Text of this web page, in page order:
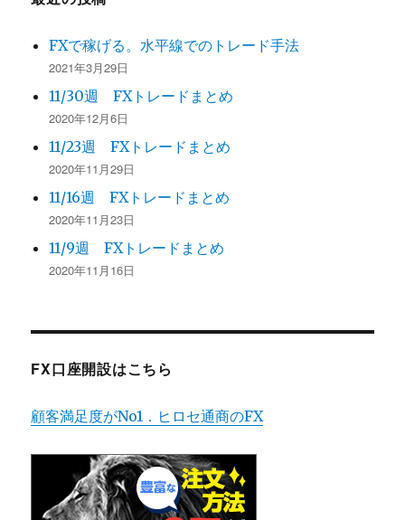
FXで稼げる。水平線でのトレード手法
2021年3月29日
11/30週 FXトレードまとめ
2020年12月6日
11/23週 FXトレードまとめ
2020年11月29日
11/16週 FXトレードまとめ
2020年11月23日
11/9週 FXトレードまとめ
2020年11月16日
FX口座開設はこちら
顧客満足度がNo1．ヒロセ通商のFX